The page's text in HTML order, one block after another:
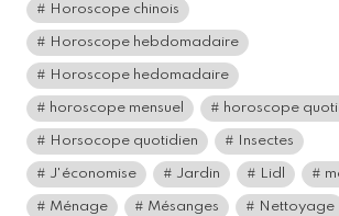
Horoscope chinois
Horoscope hebdomadaire
Horoscope hedomadaire
horoscope mensuel horoscope
Horsocope quotidien Insectes
J'économise Jardin Lidl
Ménage Mésanges Nettoyage